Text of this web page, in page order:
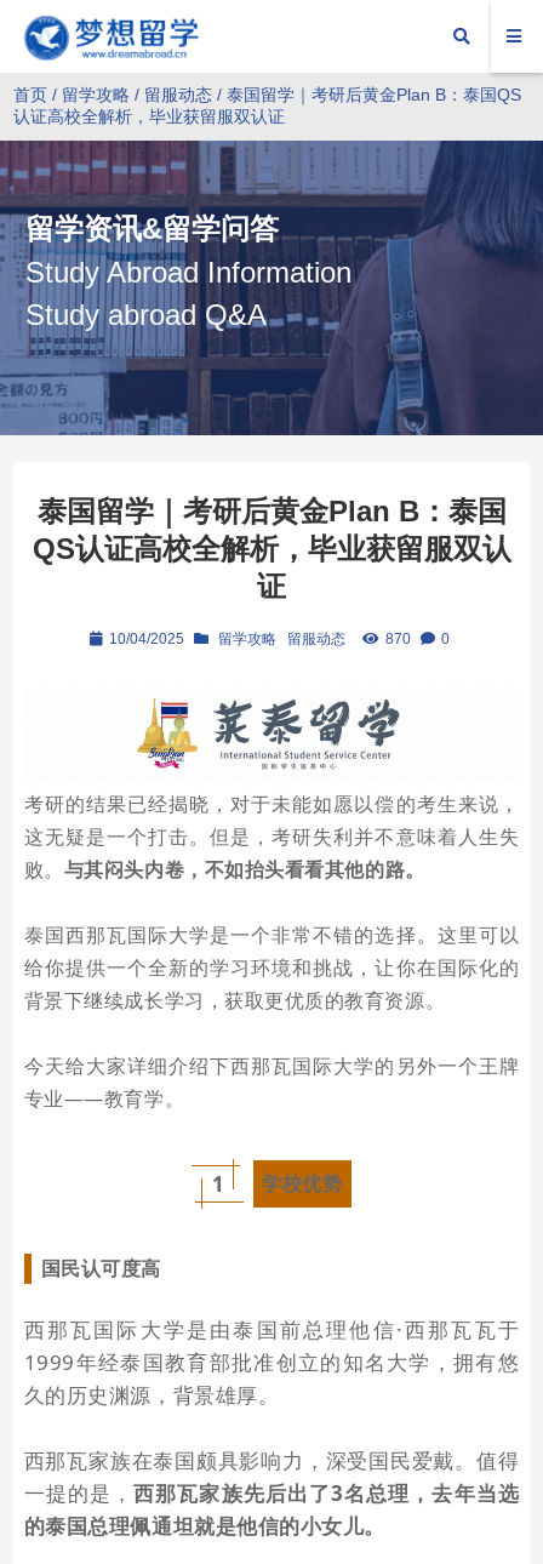
首页 / 留学攻略 / 留服动态 / 泰国留学｜考研后黄金Plan B：泰国QS
认证高校全解析，毕业获留服双认证
留学资讯&留学问答
Study Abroad Information
Study abroad Q&A
泰国留学｜考研后黄金Plan B：泰国
QS认证高校全解析，毕业获留服双认
证
10/04/2025 留学攻略 留服动态 870 0
考研的结果已经揭晓，对于未能如愿以偿的考生来说，
这无疑是一个打击。但是，考研失利并不意味着人生失
败。 与其闷头内卷，不如抬头看看其他的路。
泰国西那瓦国际大学是一个非常不错的选择。这里可以
给你提供一个全新的学习环境和挑战，让你在国际化的
背景下继续成长学习，获取更优质的教育资源。
今天给大家详细介绍下西那瓦国际大学的另外一个王牌
专业——教育学。
1 学校优势
国民认可度高
西那瓦国际大学是由泰国前总理他信·西那瓦瓦于
1999年经泰国教育部批准创立的知名大学，拥有悠
久的历史渊源，背景雄厚。
西那瓦家族在泰国颇具影响力，深受国民爱戴。值得
一提的是，西那瓦家族先后出了3名总理，去年当选
的泰国总理佩通坦就是他信的小女儿。